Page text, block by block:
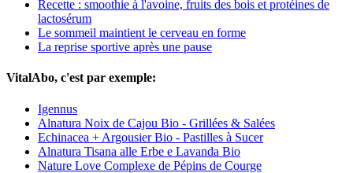
Recette : smoothie à l'avoine, fruits des bois et protéines de
lactosérum
Le sommeil maintient le cerveau en forme
La reprise sportive après une pause
VitalAbo, c'est par exemple:
Igennus
Alnatura Noix de Cajou Bio - Grillées & Salées
Echinacea + Argousier Bio - Pastilles à Sucer
Alnatura Tisana alle Erbe e Lavanda Bio
Nature Love Complexe de Pépins de Courge